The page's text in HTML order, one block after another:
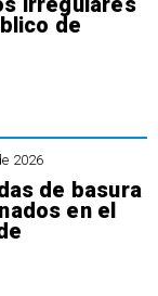
de
2026
de basura
en el